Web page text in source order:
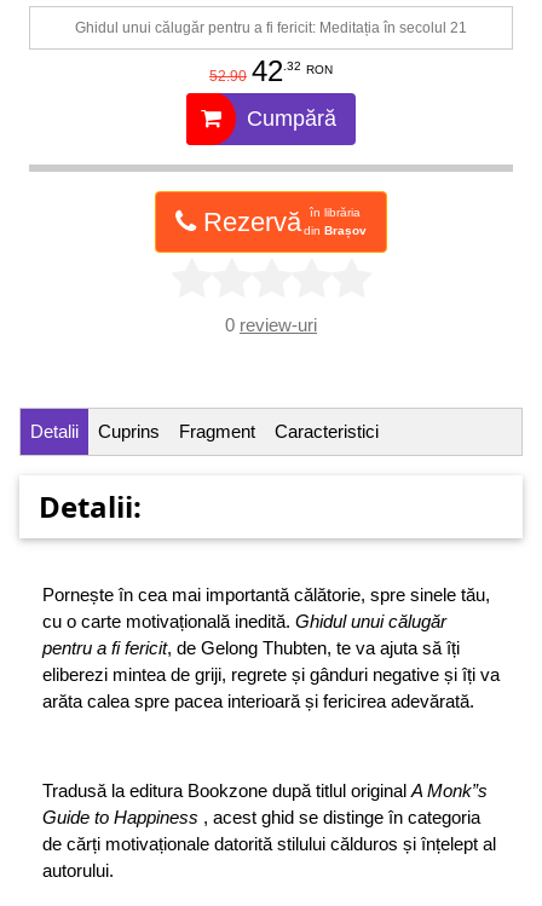
Ghidul unui călugăr pentru a fi fericit: Meditația în secolul 21
52.90 42.32 RON
Cumpără
Rezervă
în librăria
din Brașov
0 review-uri
Detalii Cuprins Fragment Caracteristici
Detalii:
Pornește în cea mai importantă călătorie, spre sinele tău,
cu o carte motivațională inedită. Ghidul unui călugăr
pentru a fi fericit, de Gelong Thubten, te va ajuta să îți
eliberezi mintea de griji, regrete și gânduri negative și îți va
arăta calea spre pacea interioară și fericirea adevărată.
Tradusă la editura Bookzone după titlul original A Monk”s
Guide to Happiness , acest ghid se distinge în categoria
de cărți motivaționale datorită stilului călduros și înțelept al
autorului.